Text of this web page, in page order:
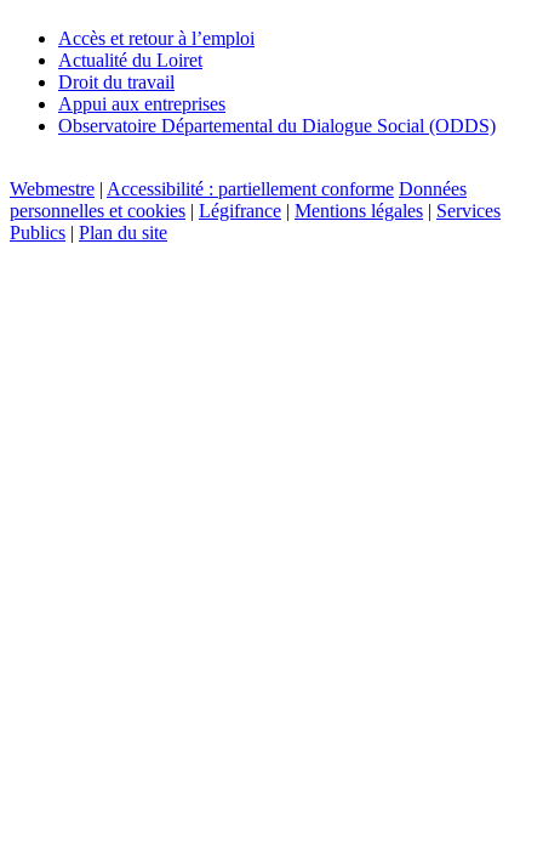
Accès et retour à l’emploi
Actualité du Loiret
Droit du travail
Appui aux entreprises
Observatoire Départemental du Dialogue Social (ODDS)
Webmestre | Accessibilité : partiellement conforme Données
personnelles et cookies | Légifrance | Mentions légales | Services
Publics | Plan du site